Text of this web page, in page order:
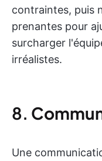
contraintes, puis
prenantes pour
surcharger
irréalistes.
8.
Une